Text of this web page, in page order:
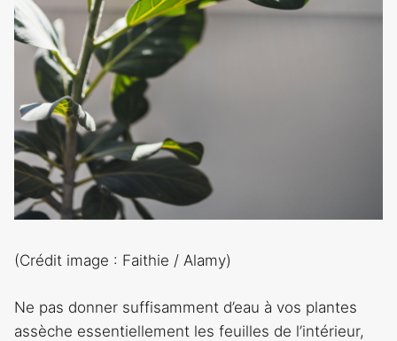
(Crédit image : Faithie / Alamy)
Ne pas donner suffisamment d’eau à vos plantes
assèche essentiellement les feuilles de l’intérieur,